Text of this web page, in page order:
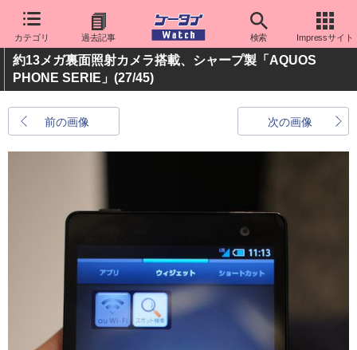
カテゴリ 過去記事 検索 Impressサイト
約13メガ裏面照射カメラ搭載、シャープ製「AQUOS
PHONE SERIE」 (27/45)
前の画像 次の画像